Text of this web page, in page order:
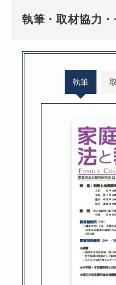
執筆・取材協力
執筆